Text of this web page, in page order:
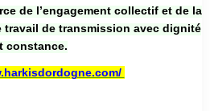
de l’engagement collectif et de la
travail de transmission avec dignité
constance.